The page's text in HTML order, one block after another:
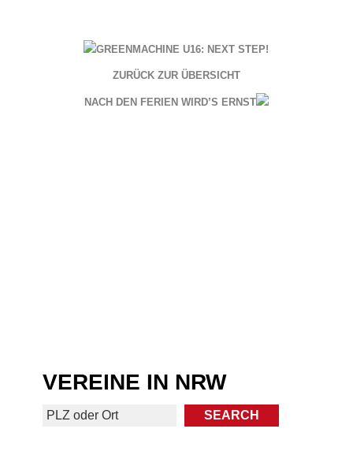
GREENMACHINE U16: NEXT STEP!
ZURÜCK ZUR ÜBERSICHT
NACH DEN FERIEN WIRD’S ERNST
VEREINE IN NRW